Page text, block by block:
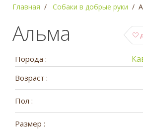
Главная Собаки в добрые руки
Альма
Порода :
Возраст :
Пол :
Размер :